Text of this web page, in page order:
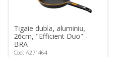
Tigaie dubla, aluminiu,
26cm, "Efficient Duo" -
BRA
Cod: A271464